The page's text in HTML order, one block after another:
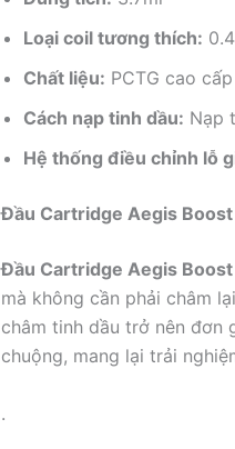
Loại coil tương thích:
Chất liệu: PCTG cao cấp
Cách nạp tinh dầu: Nạp
Hệ thống điều chỉnh lỗ
Đầu Cartridge Aegis
Đầu Cartridge Aegis Boost
mà không cần phải châm
châm tinh dầu trở nên đơn
chuộng, mang lại trải
.